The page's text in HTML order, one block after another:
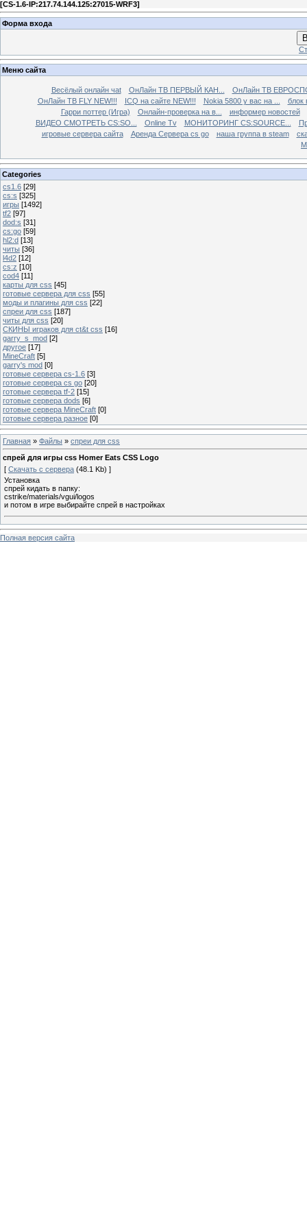
[CS-1.6-IP:217.74.144.125:27015-WRF3]
Форма входа
Меню сайта
Весёлый онлайн чаt ОнЛайн ТВ ПЕРВЫЙ КАН...
ОнЛайн ТВ
ОнЛайн ТВ FLY NEW!!!
ICQ на сайте NEW!!! Nokia 5800 у вас на ...
блок
Гарри поттер (Игра)
Онлайн-проверка на в...
информер новостей
ВИДЕО СМОТРЕТЬ CS:SO...
Online Tv МОНИТОРИНГ CS:SOURCE...
игровые сервера сайта
Аренда Сервера cs go наша группа в steam
Categories
cs1.6 [29]
cs:s [325]
игры [1492]
tf2 [97]
dod:s [31]
cs:go [59]
hl2:d [13]
читы [36]
l4d2 [12]
cs:z [10]
cod4 [11]
карты для css [45]
готовые сервера для css [55]
моды и плагины для css [22]
спреи для css [187]
читы для css [20]
СКИНЫ играков для ct&t css [16]
garry_s_mod [2]
другое [17]
MineCraft [5]
garry's mod [0]
готовые сервера cs-1.6 [3]
готовые сервера cs go [20]
готовые сервера tf-2 [15]
готовые сервера dods [6]
готовые сервера MineCraft [0]
готовые сервера разное [0]
Главная » Файлы » спреи для css
спрей для игры css Homer Eats CSS Logo
[ Скачать с сервера (48.1 Kb) ]
Установка
спрей кидать в папку:
cstrike/materials/vgui/logos
и потом в игре выбирайте спрей в настройках
Полная версия сайта